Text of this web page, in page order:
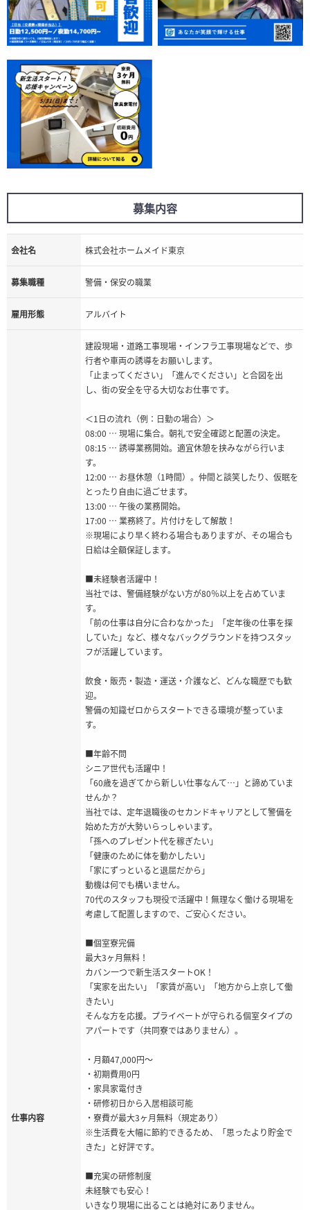
募集内容
会社名 株式会社ホームメイド東京
募集職種 警備・保安の職業
雇用形態 アルバイト
仕事内容
建設現場・道路工事現場・インフラ工事現場などで、歩
行者や車両の誘導をお願いします。
「止まってください」「進んでください」と合図を出
し、街の安全を守る大切なお仕事です。
＜1日の流れ（例：日勤の場合）＞
08:00 … 現場に集合。朝礼で安全確認と配置の決定。
08:15 … 誘導業務開始。適宜休憩を挟みながら行いま
す。
12:00 … お昼休憩（1時間）。仲間と談笑したり、仮眠を
とったり自由に過ごせます。
13:00 … 午後の業務開始。
17:00 … 業務終了。片付けをして解散！
※現場により早く終わる場合もありますが、その場合も
日給は全額保証します。
■未経験者活躍中！
当社では、警備経験がない方が80％以上を占めていま
す。
「前の仕事は自分に合わなかった」「定年後の仕事を探
していた」など、様々なバックグラウンドを持つスタッ
フが活躍しています。
飲食・販売・製造・運送・介護など、どんな職歴でも歓
迎。
警備の知識ゼロからスタートできる環境が整っていま
す。
■年齢不問
シニア世代も活躍中！
「60歳を過ぎてから新しい仕事なんて…」と諦めていま
せんか？
当社では、定年退職後のセカンドキャリアとして警備を
始めた方が大勢いらっしゃいます。
「孫へのプレゼント代を稼ぎたい」
「健康のために体を動かしたい」
「家にずっといると退屈だから」
動機は何でも構いません。
70代のスタッフも現役で活躍中！無理なく働ける現場を
考慮して配置しますので、ご安心ください。
■個室寮完備
最大3ヶ月無料！
カバン一つで新生活スタートOK！
「実家を出たい」「家賃が高い」「地方から上京して働
きたい」
そんな方を応援。プライベートが守られる個室タイプの
アパートです（共同寮ではありません）。
・月額47,000円〜
・初期費用0円
・家具家電付き
・研修初日から入居相談可能
・寮費が最大3ヶ月無料（規定あり）
※生活費を大幅に節約できるため、「思ったより貯金で
きた」と好評です。
■充実の研修制度
未経験でも安心！
いきなり現場に出ることは絶対にありません。